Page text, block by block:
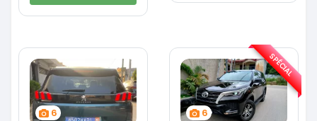
6 6
SPÉCIAL